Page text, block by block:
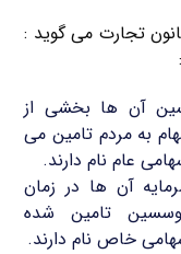
قانون تجارت می گوید :
آن ها بخشی از
به مردم تامین می
عام نام دارند.
آن ها در زمان
تامین شده
خاص نام دارند.